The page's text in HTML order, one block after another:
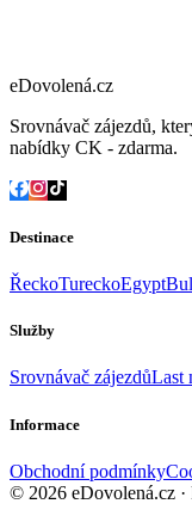
eDovolená.cz
Srovnávač zájezdů,
nabídky CK - zdarma.
Destinace
ŘeckoTureckoEgypt
Služby
Srovnávač zájezdůLast
Informace
Obchodní podmínky
© 2026 eDovolená.cz ·